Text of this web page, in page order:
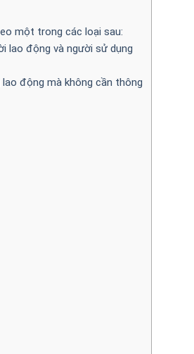
một trong các loại sau:
lao động và người sử dụng
động mà không cần thông